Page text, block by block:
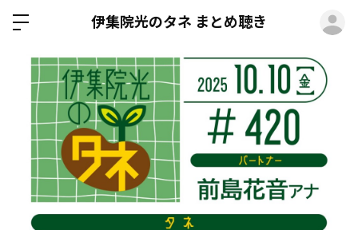
伊集院光のタネ まとめ聴き